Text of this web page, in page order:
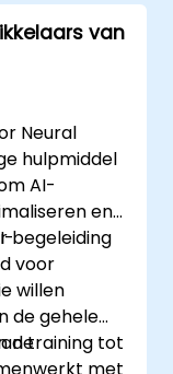
van
Neural
hulpmiddel
AI-
en
begeleiding
voor
willen
de gehele
training tot
met
de